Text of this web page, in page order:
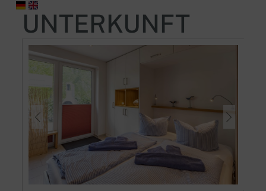
UNTERKUNFT